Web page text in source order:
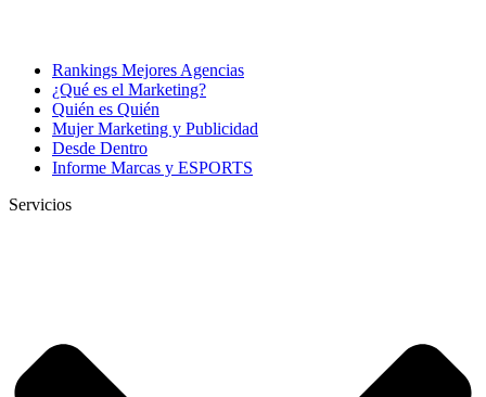
Rankings Mejores Agencias
¿Qué es el Marketing?
Quién es Quién
Mujer Marketing y Publicidad
Desde Dentro
Informe Marcas y ESPORTS
Servicios